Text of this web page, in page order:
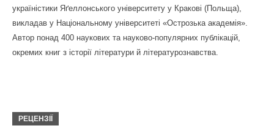
україністики Яґеллонського університету у Кракові (Польща),
викладав у Національному університеті «Острозька академія».
Автор понад 400 наукових та науково-популярних публікацій,
окремих книг з історії літератури й літературознавства.
РЕЦЕНЗІЇ